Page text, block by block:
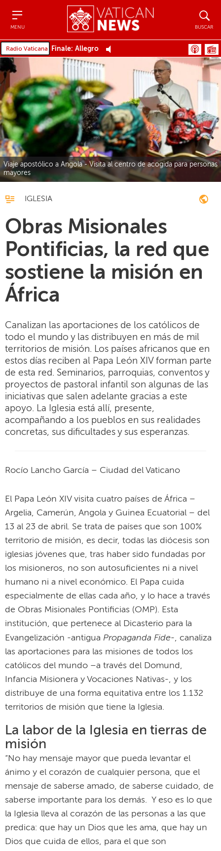
MENU BUSCAR
Finale: Allegro
Viaje apostólico a Angola - Visita al centro de acogida para personas
mayores
IGLESIA
Obras Misionales
Pontificias, la red que
sostiene la misión en
África
Canalizan las aportaciones de los católicos de
todo el mundo y las distribuyen en más de mil
territorios de misión. Los países africanos que en
estos días reciben al Papa León XIV forman parte
de esta red. Seminarios, parroquias, conventos y
proyectos de pastoral infantil son algunas de las
iniciativas que salen adelante gracias a este
apoyo. La Iglesia está allí, presente,
acompañando a los pueblos en sus realidades
concretas, sus dificultades y sus esperanzas.
Rocío Lancho García – Ciudad del Vaticano
El Papa León XIV visita cuatro países de África –
Argelia, Camerún, Angola y Guinea Ecuatorial – del
13 al 23 de abril. Se trata de países que son 100%
territorio de misión, es decir, todas las diócesis son
iglesias jóvenes que, tras haber sido fundadas por
los misioneros, no son autosuficientes ni a nivel
humano ni a nivel económico. El Papa cuida
especialmente de ellas cada año, y lo hace a través
de Obras Misionales Pontificias (OMP). Esta
institución, que pertenece al Dicasterio para la
Evangelización -antigua Propaganda Fide-, canaliza
las aportaciones para las misiones de todos los
católicos del mundo –a través del Domund,
Infancia Misionera y Vocaciones Nativas-, y los
distribuye de una forma equitativa entre los 1.132
territorios de misión que tiene la Iglesia.
La labor de la Iglesia en tierras de
misión
“No hay mensaje mayor que pueda levantar el
ánimo y el corazón de cualquier persona, que el
mensaje de saberse amado, de saberse cuidado, de
saberse importante para los demás. Y eso es lo que
la Iglesia lleva al corazón de las personas a las que
predica: que hay un Dios que les ama, que hay un
Dios que cuida de ellos, para el que son